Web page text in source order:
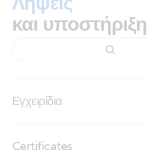
και υποστήριξη
Εγχειρίδια
Certificates